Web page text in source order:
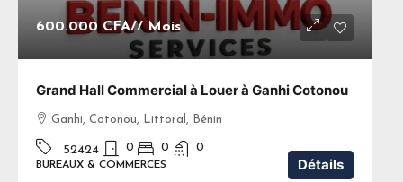
600.000 CFA// Mois
Grand Hall Commercial à Louer à Ganhi Cotonou
Ganhi, Cotonou, Littoral, Bénin
52424 0 0 0
BUREAUX & COMMERCES Détails